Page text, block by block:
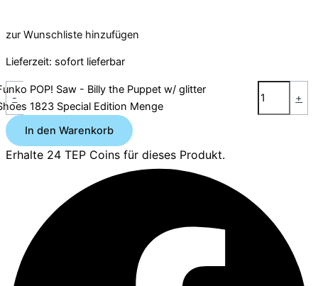
zur Wunschliste hinzufügen
Lieferzeit: sofort lieferbar
-
POP! Saw - Billy the Puppet w/ glitter
1823 Special Edition Menge
+
In den Warenkorb
Erhalte 24 TEP Coins für dieses Produkt.